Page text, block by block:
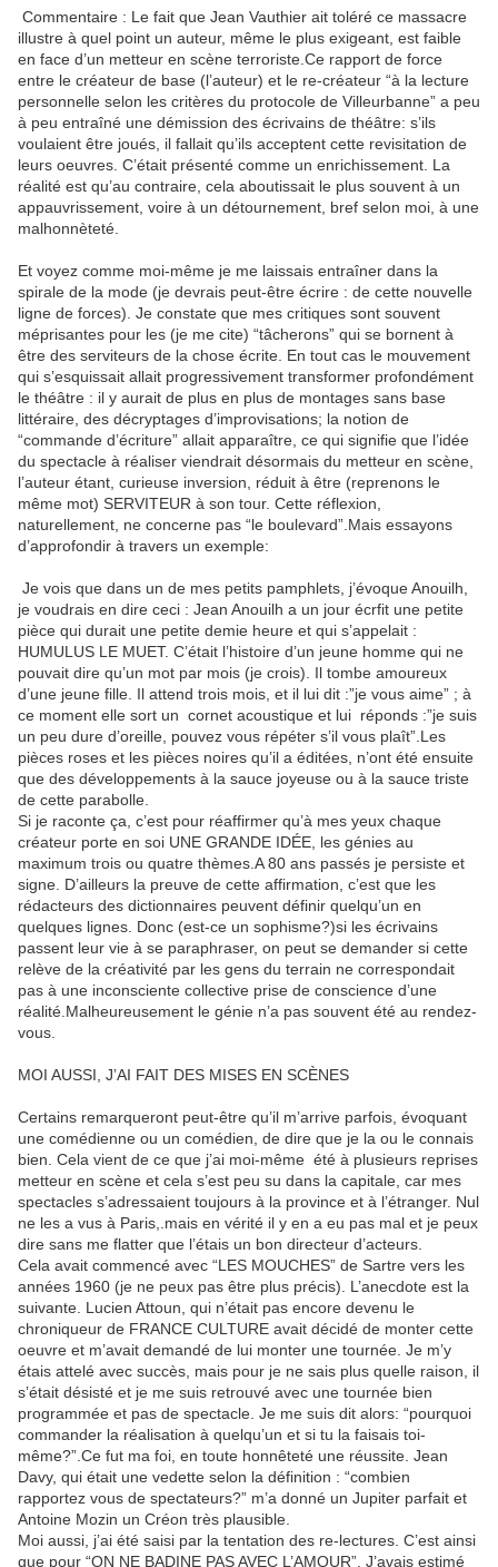
Commentaire : Le fait que Jean Vauthier ait toléré ce massacre
illustre à quel point un auteur, même le plus exigeant, est faible
en face d’un metteur en scène terroriste.Ce rapport de force
entre le créateur de base (l’auteur) et le re-créateur “à la lecture
personnelle selon les critères du protocole de Villeurbanne” a peu
à peu entraîné une démission des écrivains de théâtre: s’ils
voulaient être joués, il fallait qu’ils acceptent cette revisitation de
leurs oeuvres. C’était présenté comme un enrichissement. La
réalité est qu’au contraire, cela aboutissait le plus souvent à un
appauvrissement, voire à un détournement, bref selon moi, à une
malhonnèteté.
Et voyez comme moi-même je me laissais entraîner dans la
spirale de la mode (je devrais peut-être écrire : de cette nouvelle
ligne de forces). Je constate que mes critiques sont souvent
méprisantes pour les (je me cite) “tâcherons” qui se bornent à
être des serviteurs de la chose écrite. En tout cas le mouvement
qui s’esquissait allait progressivement transformer profondément
le théâtre : il y aurait de plus en plus de montages sans base
littéraire, des décryptages d’improvisations; la notion de
“commande d’écriture” allait apparaître, ce qui signifie que l’idée
du spectacle à réaliser viendrait désormais du metteur en scène,
l’auteur étant, curieuse inversion, réduit à être (reprenons le
même mot) SERVITEUR à son tour. Cette réflexion,
naturellement, ne concerne pas “le boulevard”.Mais essayons
d’approfondir à travers un exemple:
Je vois que dans un de mes petits pamphlets, j’évoque Anouilh,
je voudrais en dire ceci : Jean Anouilh a un jour écrfit une petite
pièce qui durait une petite demie heure et qui s’appelait :
HUMULUS LE MUET. C’était l’histoire d’un jeune homme qui ne
pouvait dire qu’un mot par mois (je crois). Il tombe amoureux
d’une jeune fille. Il attend trois mois, et il lui dit :”je vous aime” ; à
ce moment elle sort un cornet acoustique et lui réponds :”je suis
un peu dure d’oreille, pouvez vous répéter s’il vous plaît”.Les
pièces roses et les pièces noires qu’il a éditées, n’ont été ensuite
que des développements à la sauce joyeuse ou à la sauce triste
de cette parabolle.
Si je raconte ça, c’est pour réaffirmer qu’à mes yeux chaque
créateur porte en soi UNE GRANDE IDÉE, les génies au
maximum trois ou quatre thèmes.A 80 ans passés je persiste et
signe. D’ailleurs la preuve de cette affirmation, c’est que les
rédacteurs des dictionnaires peuvent définir quelqu’un en
quelques lignes. Donc (est-ce un sophisme?)si les écrivains
passent leur vie à se paraphraser, on peut se demander si cette
relève de la créativité par les gens du terrain ne correspondait
pas à une inconsciente collective prise de conscience d’une
réalité.Malheureusement le génie n’a pas souvent été au rendez-
vous.
MOI AUSSI, J’AI FAIT DES MISES EN SCÈNES
Certains remarqueront peut-être qu’il m’arrive parfois, évoquant
une comédienne ou un comédien, de dire que je la ou le connais
bien. Cela vient de ce que j’ai moi-même été à plusieurs reprises
metteur en scène et cela s’est peu su dans la capitale, car mes
spectacles s’adressaient toujours à la province et à l’étranger. Nul
ne les a vus à Paris,.mais en vérité il y en a eu pas mal et je peux
dire sans me flatter que l’étais un bon directeur d’acteurs.
Cela avait commencé avec “LES MOUCHES” de Sartre vers les
années 1960 (je ne peux pas être plus précis). L’anecdote est la
suivante. Lucien Attoun, qui n’était pas encore devenu le
chroniqueur de FRANCE CULTURE avait décidé de monter cette
oeuvre et m’avait demandé de lui monter une tournée. Je m’y
étais attelé avec succès, mais pour je ne sais plus quelle raison, il
s’était désisté et je me suis retrouvé avec une tournée bien
programmée et pas de spectacle. Je me suis dit alors: “pourquoi
commander la réalisation à quelqu’un et si tu la faisais toi-
même?”.Ce fut ma foi, en toute honnêteté une réussite. Jean
Davy, qui était une vedette selon la définition : “combien
rapportez vous de spectateurs?” m’a donné un Jupiter parfait et
Antoine Mozin un Créon très plausible.
Moi aussi, j’ai été saisi par la tentation des re-lectures. C’est ainsi
que pour “ON NE BADINE PAS AVEC L’AMOUR”. J’avais estimé